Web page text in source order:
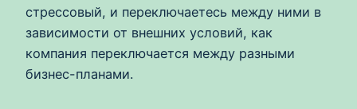
стрессовый, и переключаетесь между ними в
зависимости от внешних условий, как
компания переключается между разными
бизнес-планами.